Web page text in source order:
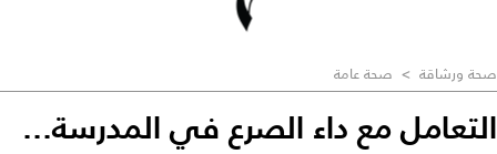
صحة ورشاقة > صحة عامة
التعامل مع داء الصرع في المدرسة...